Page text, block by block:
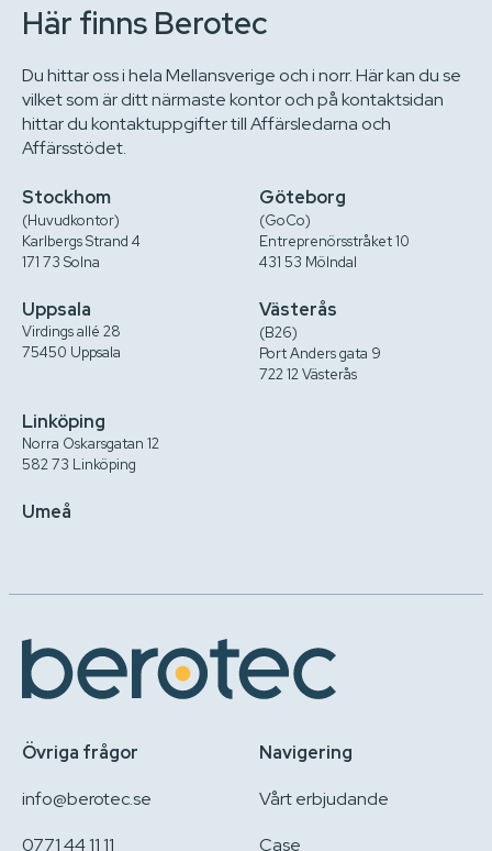
Här finns Berotec
Du hittar oss i hela Mellansverige och i norr. Här kan du se
vilket som är ditt närmaste kontor och på kontaktsidan
hittar du kontaktuppgifter till Affärsledarna och
Affärsstödet.
Stockhom
(Huvudkontor)
Karlbergs Strand 4
171 73 Solna
Uppsala
Virdings allé 28
75450 Uppsala
Göteborg
(GoCo)
Entreprenörsstråket 10
431 53 Mölndal
Västerås
(B26)
Port Anders gata 9
722 12 Västerås
Linköping
Norra Oskarsgatan 12
582 73 Linköping
Umeå
Övriga frågor
info@berotec.se
0771 44 11 11
Navigering
Vårt erbjudande
Case